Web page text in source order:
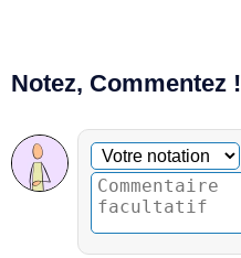
Notez, Commentez !
Commentaire facultatif
Votre notation